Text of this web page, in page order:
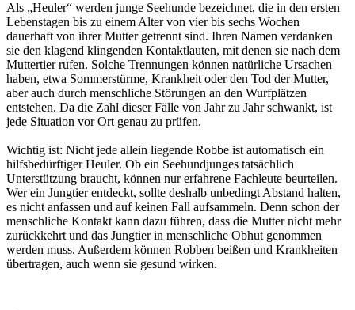
Als „Heuler“ werden junge Seehunde bezeichnet, die in den ersten
Lebenstagen bis zu einem Alter von vier bis sechs Wochen
dauerhaft von ihrer Mutter getrennt sind. Ihren Namen verdanken
sie den klagend klingenden Kontaktlauten, mit denen sie nach dem
Muttertier rufen. Solche Trennungen können natürliche Ursachen
haben, etwa Sommerstürme, Krankheit oder den Tod der Mutter,
aber auch durch menschliche Störungen an den Wurfplätzen
entstehen. Da die Zahl dieser Fälle von Jahr zu Jahr schwankt, ist
jede Situation vor Ort genau zu prüfen.
Wichtig ist: Nicht jede allein liegende Robbe ist automatisch ein
hilfsbedürftiger Heuler. Ob ein Seehundjunges tatsächlich
Unterstützung braucht, können nur erfahrene Fachleute beurteilen.
Wer ein Jungtier entdeckt, sollte deshalb unbedingt Abstand halten,
es nicht anfassen und auf keinen Fall aufsammeln. Denn schon der
menschliche Kontakt kann dazu führen, dass die Mutter nicht mehr
zurückkehrt und das Jungtier in menschliche Obhut genommen
werden muss. Außerdem können Robben beißen und Krankheiten
übertragen, auch wenn sie gesund wirken.